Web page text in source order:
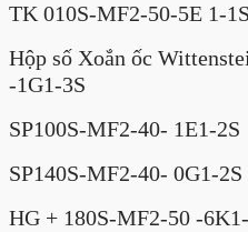
TK 010S-MF2-50-5E 1-
Hộp số Xoắn ốc
-1G1-3S
SP100S-MF2-40- 1E1-2S
SP140S-MF2-40- 0G1-2S
HG + 180S-MF2-50 -